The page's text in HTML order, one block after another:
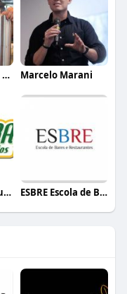
Carlos Henrique de Faria Vasconcelos Marcelo Marani
Nogueira Brinquedos ESBRE Escola de Bares e Restaurantes